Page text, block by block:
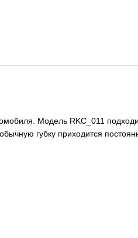
Модель RKC_011
губку приходится